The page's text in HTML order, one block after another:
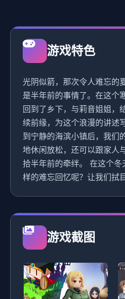
游戏特色
光阴似箭，那次令人难忘的
是半年前的事情了。在这个
回到了乡下，与莉音姐姐，
续前缘，为这个浪漫的讲述
到宁静的海滨小镇后，我们
地休闲放松，还可以跟家人
拾半年前的牵绊。 在这个
样的难忘回忆呢？让我们拭
游戏截图